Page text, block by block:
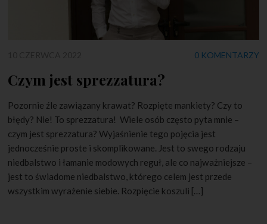
0 KOMENTARZY
Czym jest sprezzatura?
Pozornie źle zawiązany krawat? Rozpięte mankiety? Czy to
błędy? Nie! To sprezzatura! Wiele osób często pyta mnie –
czym jest sprezzatura? Wyjaśnienie tego pojęcia jest
jednocześnie proste i skomplikowane. Jest to swego rodzaju
niedbalstwo i łamanie modowych reguł, ale co najważniejsze –
jest to świadome niedbalstwo, którego celem jest przede
wszystkim wyrażenie siebie. Rozpięcie koszuli […]